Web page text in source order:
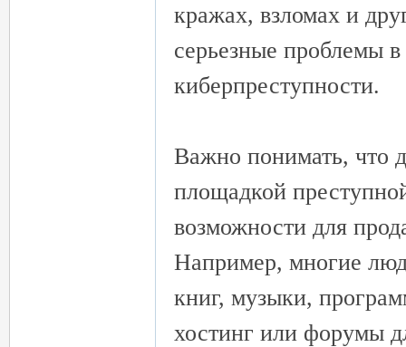
кражах, взломах и
серьезные проблемы
киберпреступности.
Важно понимать, что
площадкой
возможности для
Например, многие
книг, музыки,
хостинг или форумы